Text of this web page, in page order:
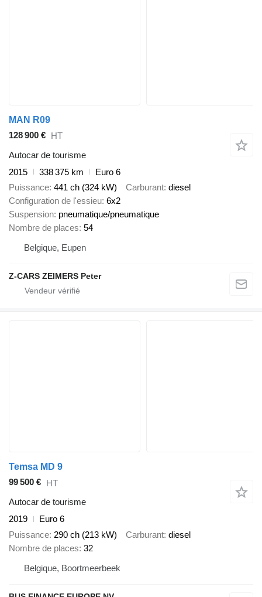
MAN R09
128 900 € HT
Autocar de tourisme
2015
338 375 km
Euro 6
Puissance 441 ch (324 kW) Carburant diesel
Configuration de l'essieu 6x2
Suspension pneumatique/pneumatique
Nombre de places 54
Belgique, Eupen
Z-CARS ZEIMERS Peter
Temsa MD 9
99 500 € HT
Autocar de tourisme
2019
Euro 6
Puissance 290 ch (213 kW) Carburant diesel
Nombre de places 32
Belgique, Boortmeerbeek